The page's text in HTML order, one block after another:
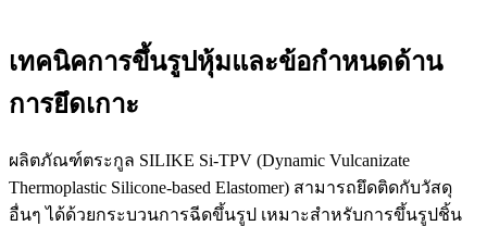
เทคนิคการขึ้นรูปหุ้มและข้อกำหนดด้าน
การยึดเกาะ
ผลิตภัณฑ์ตระกูล SILIKE Si-TPV (Dynamic Vulcanizate
Thermoplastic Silicone-based Elastomer) สามารถยึดติดกับวัสดุ
อื่นๆ ได้ด้วยกระบวนการฉีดขึ้นรูป เหมาะสำหรับการขึ้นรูปชิ้น